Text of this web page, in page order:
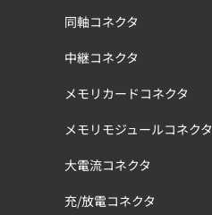
同軸コネクタ
中継コネクタ
メモリカードコネクタ
メモリモジュールコネクタ
大電流コネクタ
充/放電コネクタ